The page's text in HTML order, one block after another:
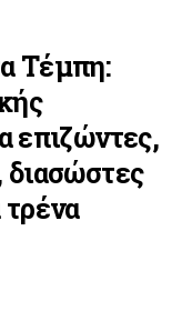
k
Τέμπη:
επιζώντες,
διασώστες